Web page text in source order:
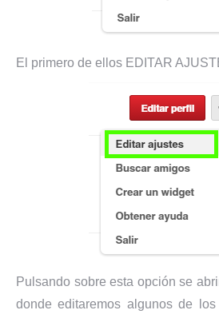
El primero de ellos EDITAR
Pulsando sobre esta opción se
donde editaremos algunos de